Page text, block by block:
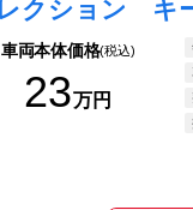
車両本体価格(税込)
23万円